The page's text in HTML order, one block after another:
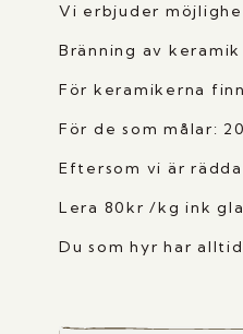
Vi erbjuder
Bränning av
För keramikerna
För de som målar:
Eftersom vi är
Lera 80kr /kg ink
Du som hyr har